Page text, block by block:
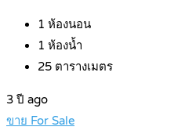
1 ห้องนอน
1 ห้องน้ำ
25 ตารางเมตร
3 ปี ago
ขาย For Sale